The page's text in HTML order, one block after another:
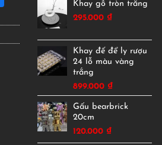
Khay gỗ tròn trắng
295.000 ₫
Khay đế để ly rượu
24 lỗ màu vàng
trắng
899.000 ₫
Gấu bearbrick
20cm
120.000 ₫